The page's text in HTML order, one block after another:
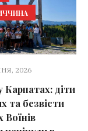
2026
Карпатах: діти
та безвісти
Воїнів